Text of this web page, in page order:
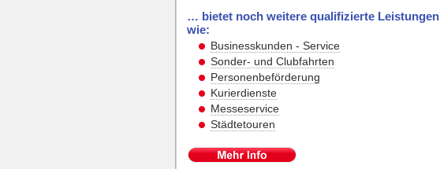
… bietet noch weitere qualifizierte Leistungen
wie:
Businesskunden - Service
Sonder- und Clubfahrten
Personenbeförderung
Kurierdienste
Messeservice
Städtetouren